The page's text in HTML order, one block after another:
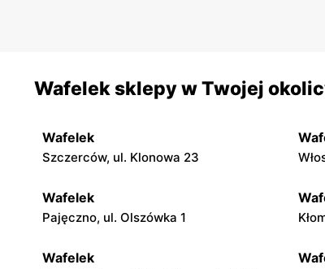
Wafelek sklepy w Twojej
Wafelek
Szczerców, ul. Klonowa 23
Wafelek
Pajęczno, ul. Olszówka 1
Wafelek